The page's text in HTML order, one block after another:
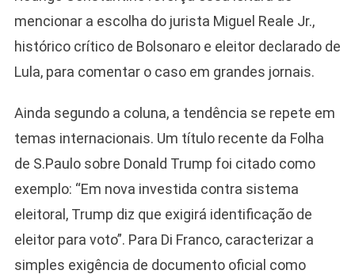
mencionar a escolha do jurista Miguel Reale Jr.,
histórico crítico de Bolsonaro e eleitor declarado de
Lula, para comentar o caso em grandes jornais.
Ainda segundo a coluna, a tendência se repete em
temas internacionais. Um título recente da Folha
de S.Paulo sobre Donald Trump foi citado como
exemplo: “Em nova investida contra sistema
eleitoral, Trump diz que exigirá identificação de
eleitor para voto”. Para Di Franco, caracterizar a
simples exigência de documento oficial como